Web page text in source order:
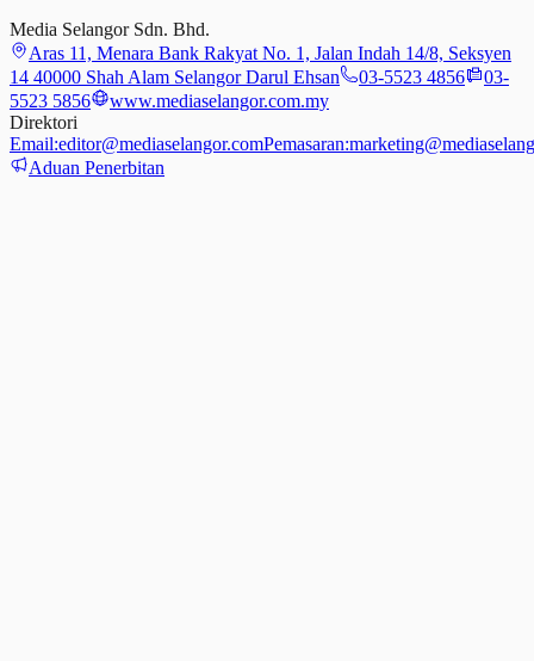
Media Selangor Sdn. Bhd.
Aras 11, Menara Bank Rakyat No. 1, Jalan Indah 14/8, Seksyen
14 40000 Shah Alam Selangor Darul Ehsan
03-5523 4856
03-
5523 5856
www.mediaselangor.com.my
Direktori
Email:editor@mediaselangor.comPemasaran:
Aduan Penerbitan